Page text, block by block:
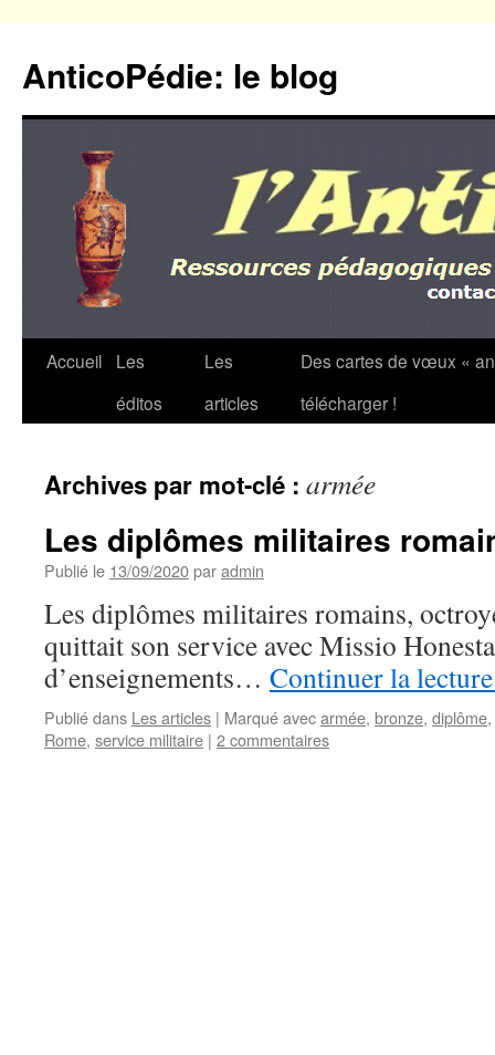
contenu
AnticoPédie: le blog
Accueil
Les
éditos
Les
articles
Des cartes de vœux «
télécharger !
Archives par mot-clé : armée
Les diplômes militaires
Publié le 13/09/2020paradmin
Les diplômes militaires romains,
quittait son service avec Missio
d’enseignements… Continuer la
Publié dans Les articles | Marqué avecarmée, bronze, diplôme,
Rome, service militaire | 2 commentaires